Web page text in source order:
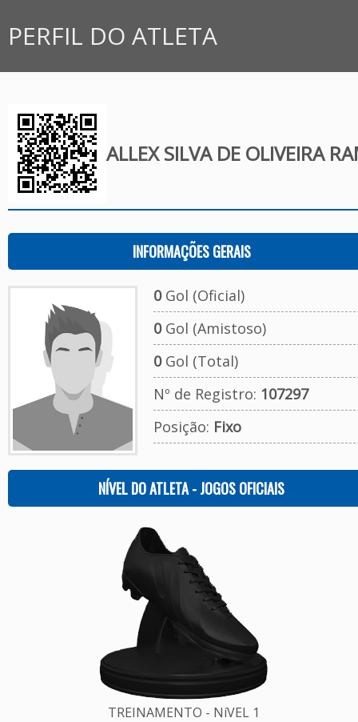
PERFIL DO ATLETA
ALLEX SILVA DE OLIVEIRA
INFORMAÇÕES GERAIS
0Gol (Oficial)
0Gol (Amistoso)
0Gol (Total)
Nº de Registro: 107297
Posição: Fixo
NÍVEL DO ATLETA - JOGOS OFICIAIS
TREINAMENTO - NíVEL 1